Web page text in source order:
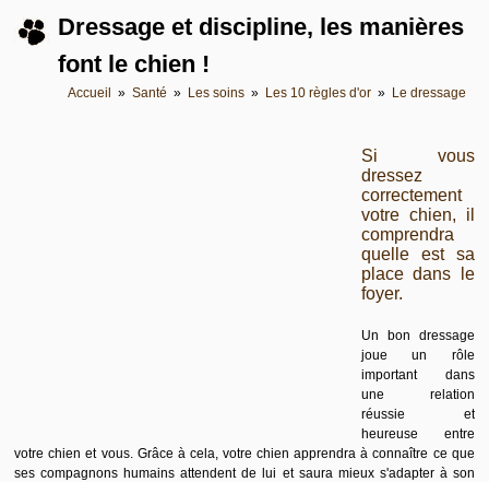
Dressage et discipline, les manières
font le chien !
Accueil » Santé » Les soins » Les 10 règles d'or » Le dressage
Si vous
dressez
correctement
votre chien, il
comprendra
quelle est sa
place dans le
foyer.
Un bon dressage
joue un rôle
important dans
une relation
réussie et
heureuse entre
votre chien et vous. Grâce à cela, votre chien apprendra à connaître ce que
ses compagnons humains attendent de lui et saura mieux s'adapter à son